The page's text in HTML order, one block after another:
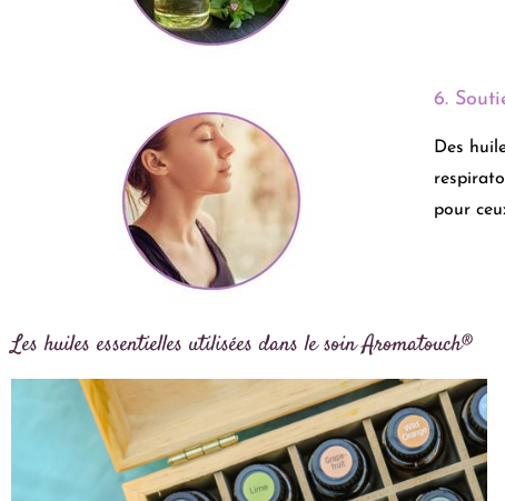
6.
Des
pour
Les huiles essentielles utilisées dans le soin Aromatouch®